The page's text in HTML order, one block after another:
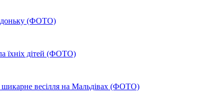
доньку (ФОТО)
їхніх дітей (ФОТО)
шикарне весілля на Мальдівах (ФОТО)